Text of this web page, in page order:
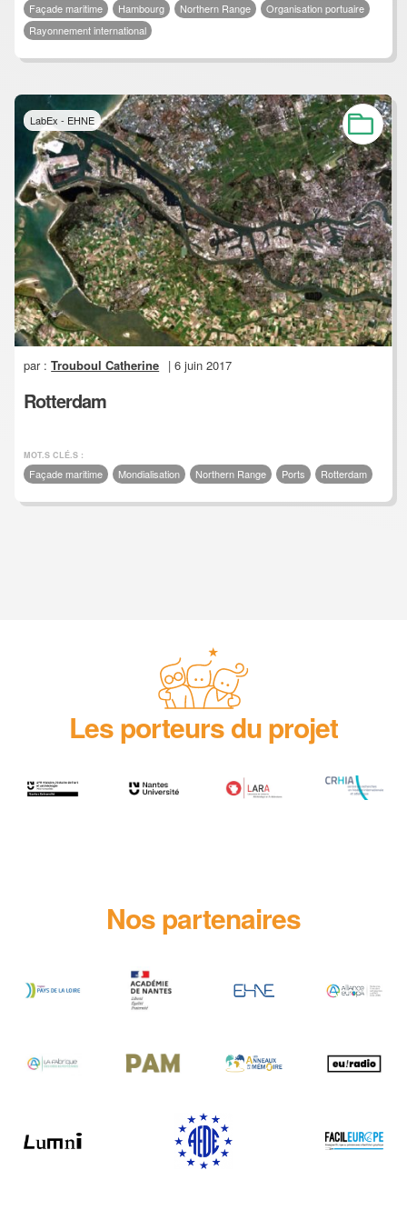
Façade maritime Hambourg Northern Range
Organisation portuaire
Rayonnement international
LabEx - EHNE
par :Trouboul Catherine | 6 juin 2017
Rotterdam
MOT.S CLÉ.S :
Façade maritime Mondialisation Northern Range Ports Rotterdam
Les porteurs du projet
Nos partenaires